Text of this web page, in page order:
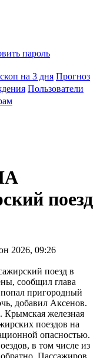
пароль
на 3 дня Прогноз
Пользователи
поезд
2026, 09:26
поезд в
сообщил глава
пригородный
добавил Аксенов.
Крымская железная
поездов на
опасностью.
в том числе из
Пассажиров